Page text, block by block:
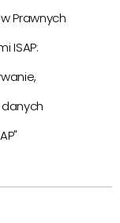
Prawnych
ISAP: